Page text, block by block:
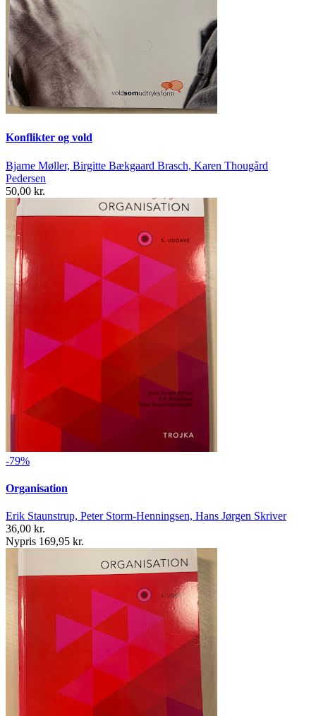
Konflikter og vold
Bjarne Møller, Birgitte Bækgaard Brasch, Karen Thougård
Pedersen
50,00 kr.
-79%
Organisation
Erik Staunstrup, Peter Storm-Henningsen, Hans Jørgen Skriver
36,00 kr.
Nypris 169,95 kr.